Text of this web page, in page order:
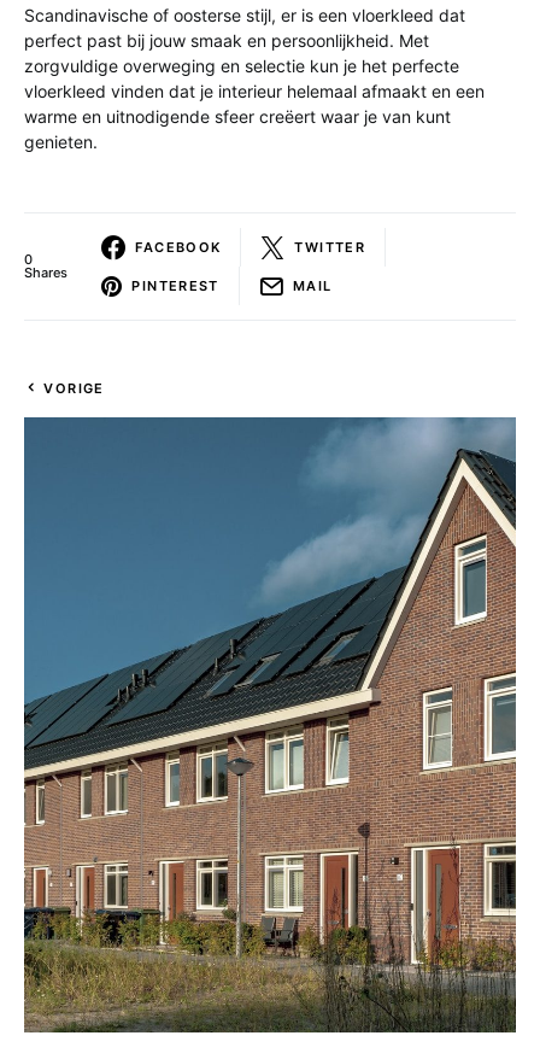
Scandinavische of oosterse stijl, er is een vloerkleed dat
perfect past bij jouw smaak en persoonlijkheid. Met
zorgvuldige overweging en selectie kun je het perfecte
vloerkleed vinden dat je interieur helemaal afmaakt en een
warme en uitnodigende sfeer creëert waar je van kunt
genieten.
0
Shares
FACEBOOK TWITTER
PINTEREST MAIL
VORIGE